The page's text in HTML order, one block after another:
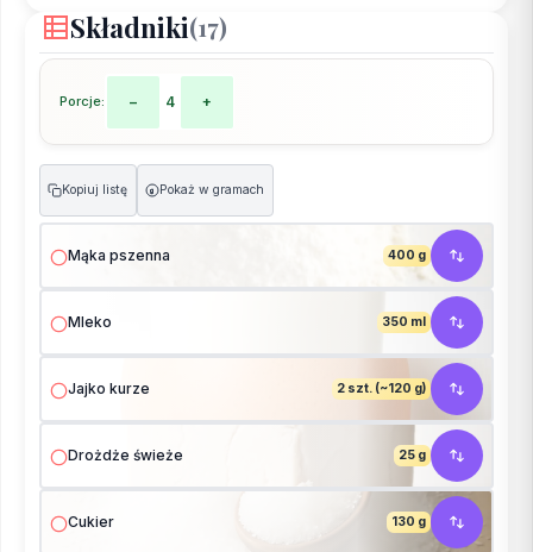
Składniki(17)
Porcje: − 4 +
Kopiuj listę g Pokaż w gramach
Mąka pszenna 400 g
Mleko 350 ml
Jajko kurze 2 szt. (~120 g)
Drożdże świeże 25 g
Cukier 130 g